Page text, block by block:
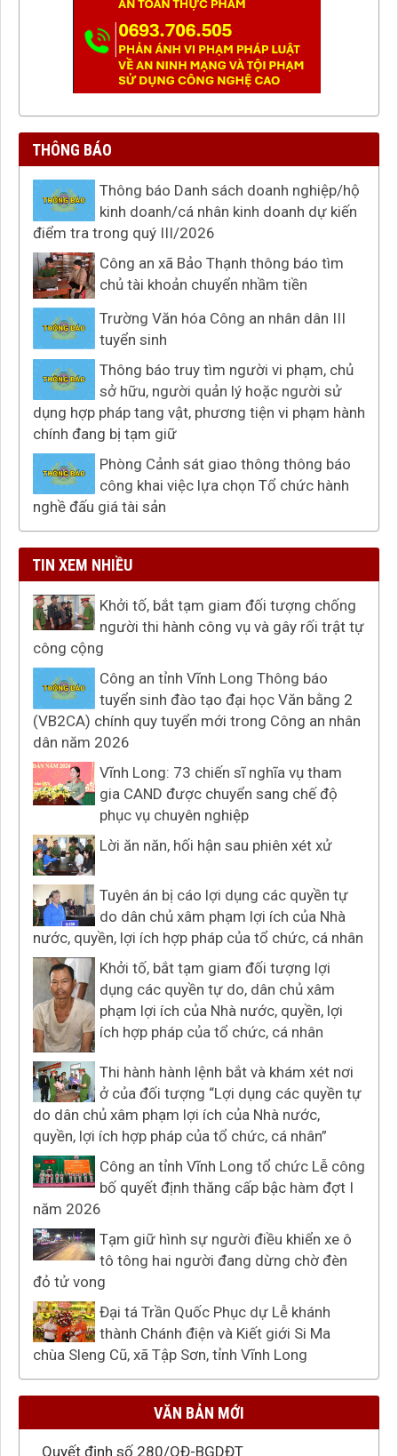
THÔNG BÁO
Thông báo Danh sách doanh nghiệp/hộ
kinh doanh/cá nhân kinh doanh dự kiến
điểm tra trong quý III/2026
Công an xã Bảo Thạnh thông báo tìm
chủ tài khoản chuyển nhầm tiền
Trường Văn hóa Công an nhân dân III
tuyển sinh
Thông báo truy tìm người vi phạm, chủ
sở hữu, người quản lý hoặc người sử
dụng hợp pháp tang vật, phương tiện vi phạm hành
chính đang bị tạm giữ
Phòng Cảnh sát giao thông thông báo
công khai việc lựa chọn Tổ chức hành
nghề đấu giá tài sản
TIN XEM NHIỀU
Khởi tố, bắt tạm giam đối tượng chống
người thi hành công vụ và gây rối trật tự
công cộng
Công an tỉnh Vĩnh Long Thông báo
tuyển sinh đào tạo đại học Văn bằng 2
(VB2CA) chính quy tuyển mới trong Công an nhân
dân năm 2026
Vĩnh Long: 73 chiến sĩ nghĩa vụ tham
gia CAND được chuyển sang chế độ
phục vụ chuyên nghiệp
Lời ăn năn, hối hận sau phiên xét xử
Tuyên án bị cáo lợi dụng các quyền tự
do dân chủ xâm phạm lợi ích của Nhà
nước, quyền, lợi ích hợp pháp của tổ chức, cá nhân
Khởi tố, bắt tạm giam đối tượng lợi
dụng các quyền tự do, dân chủ xâm
phạm lợi ích của Nhà nước, quyền, lợi
ích hợp pháp của tổ chức, cá nhân
Thi hành hành lệnh bắt và khám xét nơi
ở của đối tượng “Lợi dụng các quyền tự
do dân chủ xâm phạm lợi ích của Nhà nước,
quyền, lợi ích hợp pháp của tổ chức, cá nhân”
Công an tỉnh Vĩnh Long tổ chức Lễ công
bố quyết định thăng cấp bậc hàm đợt I
năm 2026
Tạm giữ hình sự người điều khiển xe ô
tô tông hai người đang dừng chờ đèn
đỏ tử vong
Đại tá Trần Quốc Phục dự Lễ khánh
thành Chánh điện và Kiết giới Si Ma
chùa Sleng Cũ, xã Tập Sơn, tỉnh Vĩnh Long
VĂN BẢN MỚI
Nghị định 68/2025/NĐ-CP
Nghị định số 68/2025/NĐ-CP
Thời gian đăng: 21/04/2025
lượt xem: 149 | lượt tải:91
Thông tư 12/2025/TT-BCA
Thông tư 12/2025/TT-BCA
Thời gian đăng: 21/04/2025
lượt xem: 188 | lượt tải:75
Nghị định 24/2025/NĐ-CP
Nghị định số 24/2025/NĐ-CP
Thời gian đăng: 21/04/2025
lượt xem: 99 | lượt tải:64
Quyết định 280/QĐ-BGDĐT
Quyết định số 280/QĐ-BGDĐT
Thời gian đăng: 21/04/2025
lượt xem: 97 | lượt tải:62